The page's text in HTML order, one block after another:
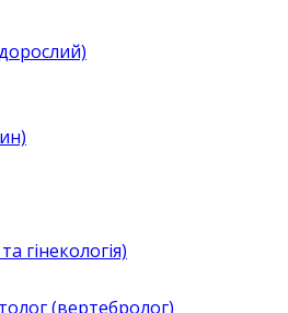
гінекологія)
(вертебролог)